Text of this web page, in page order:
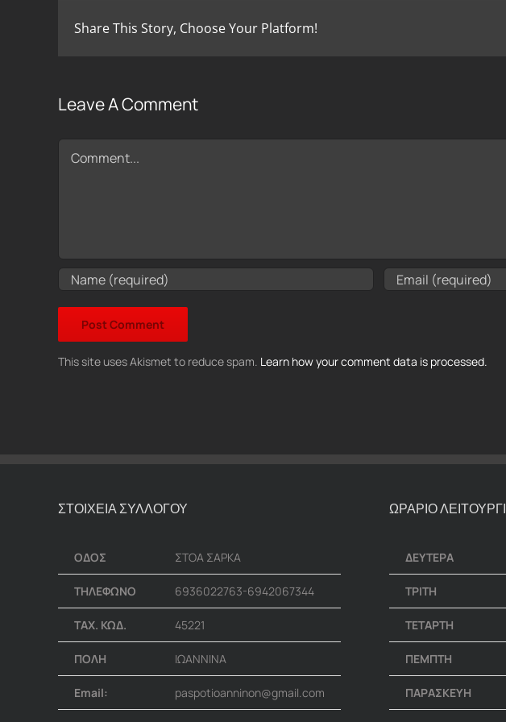
Share This Story, Choose Your Platform!
Leave A Comment
Comment
This site uses Akismet to reduce spam. Learn how your comment data is processed.
ΣΤΟΙΧΕΙΑ ΣΥΛΛΟΓΟΥ
ΟΔΟΣ ΣΤΟΑ ΣΑΡΚΑ
ΤΗΛΕΦΩΝΟ 6936022763-6942067344
ΤΑΧ. ΚΩΔ. 45221
ΠΟΛΗ ΙΩΑΝΝΙΝΑ
Email: paspotioanninon@gmail.com
ΩΡΑΡΙΟ
ΔΕΥΤΕΡΑ
ΤΡΙΤΗ
ΤΕΤΑΡΤΗ
ΠΕΜΠΤΗ
ΠΑΡΑΣΚΕΥΗ